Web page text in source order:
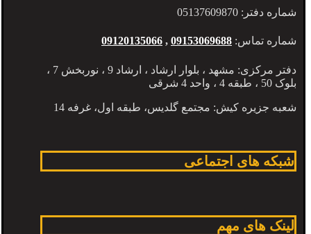
شماره دفتر: 05137609870
شماره تماس: 09153069688
,
09120135066
دفتر مرکزی: مشهد ، بلوار ارشاد ، ارشاد 9 ، نوربخش 7 ،
بلوک 50 ، طبقه 4 ، واحد 4 شرقی
شعبه جزیره کیش: مجتمع گلدیس، طبقه اول، غرفه 14
شبکه های اجتماعی
لینک های مهم